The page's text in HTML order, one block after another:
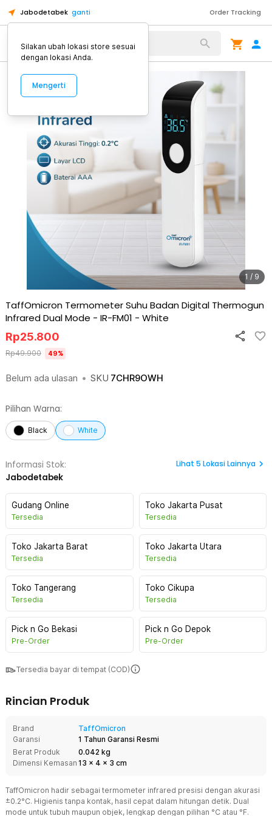
Jabodetabek ganti Order Tracking
Alat Kopi
1 / 9
TaffOmicron Termometer Suhu Badan Digital Thermogun
Infrared Dual Mode - IR-FM01 - White
Belum ada ulasan • SKU 7CHR9OWH
Rp25.800
Rp49.900 49%
Pilihan Warna:
Black White
Informasi Stok:
Jabodetabek
Lihat 5 Lokasi Lainnya
Gudang Online
Tersedia
Toko Jakarta Pusat
Tersedia
Toko Jakarta Barat
Tersedia
Toko Jakarta Utara
Tersedia
Toko Tangerang
Tersedia
Toko Cikupa
Tersedia
Pick n Go Bekasi
Pre-Order
Pick n Go Depok
Pre-Order
Tersedia bayar di tempat (COD)
Rincian Produk
Brand
TaffOmicron
Garansi
1 Tahun Garansi Resmi
Berat Produk
0.042 kg
Dimensi Kemasan 13 x 4 x 3 cm
TaffOmicron hadir sebagai termometer infrared presisi dengan akurasi
±0.2°C. Higienis tanpa kontak, hasil cepat dalam hitungan detik. Dual
mode untuk tubuh maupun objek, lengkap dengan pilihan °C atau °F.
Silakan ubah lokasi store sesuai
dengan lokasi Anda.
Mengerti